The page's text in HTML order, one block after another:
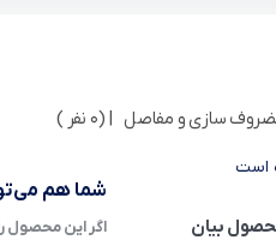
سازی و مفاصل | (0 نفر )
است
بیان
شما هم
اگر این محصول